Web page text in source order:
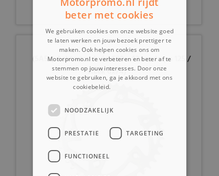
(5A5a) Achtertandwiel 520 - 42 tands (as 125 /
steek 6x74)
beter met cookies
We gebruiken cookies om onze website goed
te laten werken en jouw bezoek prettiger te
maken. Ook helpen cookies ons om
Motorpromo.nl te verbeteren en beter af te
stemmen op jouw interesses. Door onze
website te gebruiken, ga je akkoord met ons
cookiebeleid.
NOODZAKELIJK
PRESTATIE TARGETING
FUNCTIONEEL